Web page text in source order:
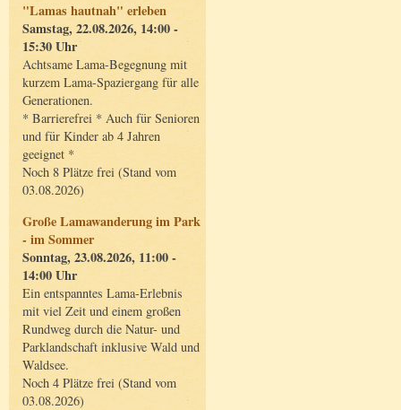
"Lamas hautnah" erleben
Samstag, 22.08.2026, 14:00 -
15:30 Uhr
Achtsame Lama-Begegnung mit
kurzem Lama-Spaziergang für alle
Generationen.
* Barrierefrei * Auch für Senioren
und für Kinder ab 4 Jahren
geeignet *
Noch 8 Plätze frei (Stand vom
03.08.2026)
Große Lamawanderung im Park
- im Sommer
Sonntag, 23.08.2026, 11:00 -
14:00 Uhr
Ein entspanntes Lama-Erlebnis
mit viel Zeit und einem großen
Rundweg durch die Natur- und
Parklandschaft inklusive Wald und
Waldsee.
Noch 4 Plätze frei (Stand vom
03.08.2026)